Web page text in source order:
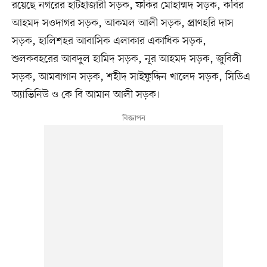
রয়েছে নগরের হাটহাজারী সড়ক, ফকির মোহাম্মদ সড়ক, কবির
আহমদ সওদাগর সড়ক, আকমল আলী সড়ক, প্রাণহরি দাস
সড়ক, হালিশহর আবাসিক এলাকার একাধিক সড়ক,
শুলকবহরের আবদুল হামিদ সড়ক, নূর আহমদ সড়ক, জুবিলী
সড়ক, আমবাগান সড়ক, শহীদ সাইফুদ্দিন খালেদ সড়ক, সিডিএ
অ্যাভিনিউ ও কে বি আমান আলী সড়ক।